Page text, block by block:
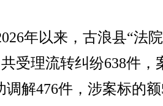
年以来，古浪县“法
受理流转纠纷638件，
调解476件，涉案标的